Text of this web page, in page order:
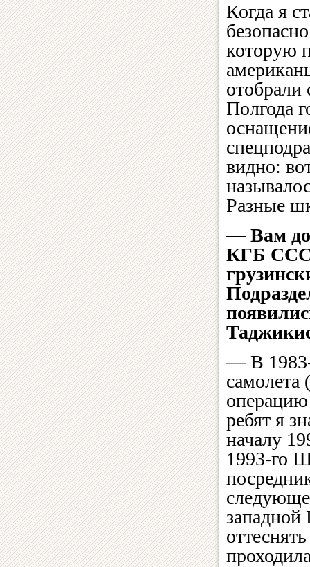
Когда я
которую
Полгода
видно:
Разные
— Вам
КГБ
— В 1983-
ребят я
началу
1993-го
западной